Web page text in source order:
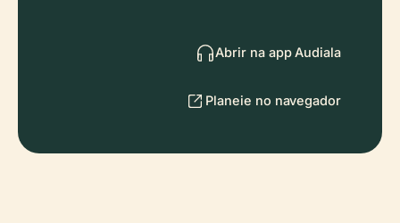
Abrir na app Audiala
Planeie no navegador